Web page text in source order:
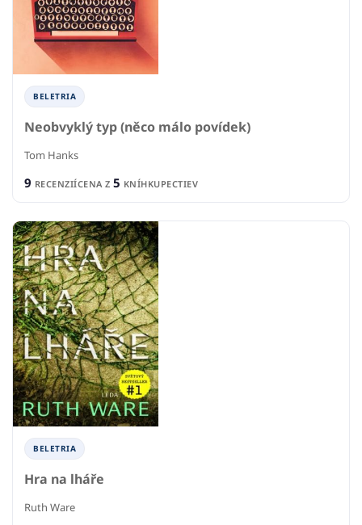
BELETRIA
Neobvyklý typ (něco málo povídek)
Tom Hanks
9 RECENZIÍCENA Z 5 KNÍHKUPECTIEV
BELETRIA
Hra na lháře
Ruth Ware